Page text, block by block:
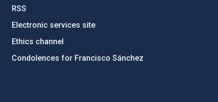
RSS
Electronic services site
Ethics channel
Condolences for Francisco Sánchez